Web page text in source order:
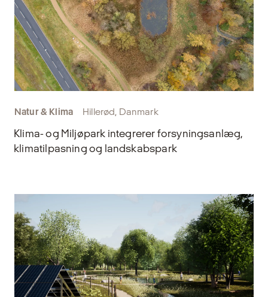
Natur & Klima Hillerød, Danmark
Klima- og Miljøpark integrerer forsyningsanlæg,
klimatilpasning og landskabspark